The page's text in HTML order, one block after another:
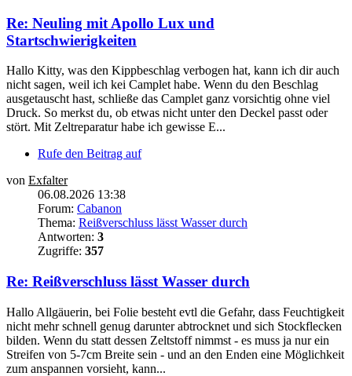
Re: Neuling mit Apollo Lux und
Startschwierigkeiten
Hallo Kitty, was den Kippbeschlag verbogen hat, kann ich dir auch
nicht sagen, weil ich kei Camplet habe. Wenn du den Beschlag
ausgetauscht hast, schließe das Camplet ganz vorsichtig ohne viel
Druck. So merkst du, ob etwas nicht unter den Deckel passt oder
stört. Mit Zeltreparatur habe ich gewisse E...
Rufe den Beitrag auf
von Exfalter
06.08.2026 13:38
Forum: Cabanon
Thema: Reißverschluss lässt Wasser durch
Antworten: 3
Zugriffe: 357
Re: Reißverschluss lässt Wasser durch
Hallo Allgäuerin, bei Folie besteht evtl die Gefahr, dass Feuchtigkeit
nicht mehr schnell genug darunter abtrocknet und sich Stockflecken
bilden. Wenn du statt dessen Zeltstoff nimmst - es muss ja nur ein
Streifen von 5-7cm Breite sein - und an den Enden eine Möglichkeit
zum anspannen vorsieht, kann...